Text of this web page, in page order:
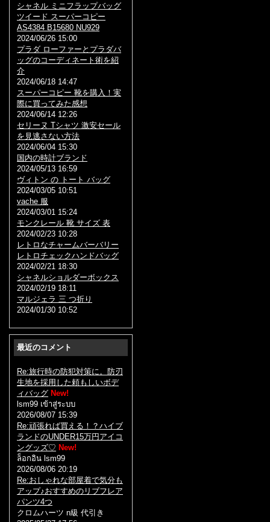
シャネル ミニフラップバッグ
ツイード スーパーコピー
AS4384 B15680 NU929
2024/06/26 15:00
プラダ ローファーとプラダバ
ッグのコーディネート術を紹
介
2024/06/18 14:47
スーパーコピー 靴を購入！実
際に買ってみた感想
2024/06/14 12:26
セリーヌ Tシャツ 激安セール
を見逃さない方法
2024/06/04 15:30
国内の時計ブランド
2024/05/13 16:59
ヴィトン の トート バッグ
2024/03/05 10:51
vache 服
2024/03/01 15:24
モンクレール 靴 サイズ 表
2024/02/23 10:28
レトロなチャームバーバリー
レトロチェックハンドバッグ
2024/02/21 18:30
シャネルショルダーボックス
2024/02/19 18:11
マルジェラ 三 つ折り
2024/01/30 10:52
最近のコメント
Re:旅行時の防犯対策に。防刃
生地を採用した頼もしいボデ
ィバッグ New!
lsm99 เข้าสู่ระบบ
2026/08/07 15:39
Re:頑張れば買える！？ハイブ
ランドのUNDER15万円アイコ
ングッズ♡ New!
ล็อกอิน lsm99
2026/08/06 20:19
Re:おしゃれな部屋着で気分も
アップ♪おすすめのリブフレア
パンツ4つ
クロムハーツ n級 代引き